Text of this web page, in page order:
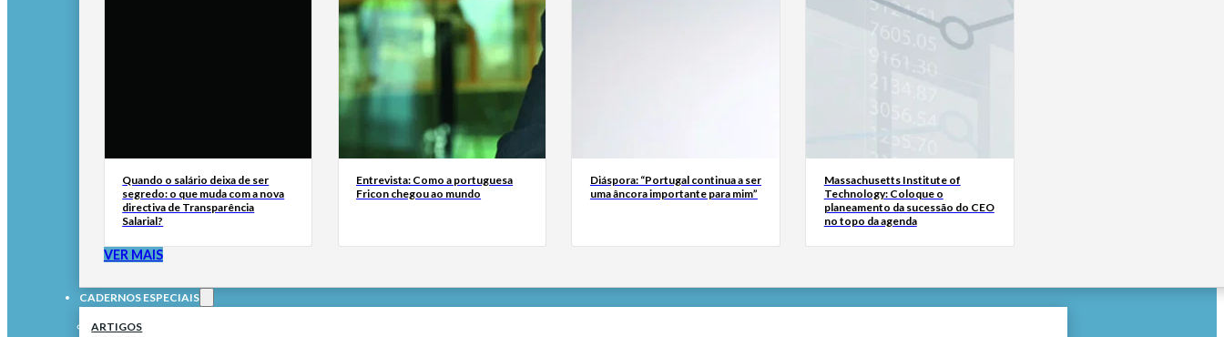
Quando o salário deixa de ser
segredo: o que muda com a nova
directiva de Transparência
Salarial?
Entrevista: Como a portuguesa
Fricon chegou ao mundo
Diáspora: “Portugal continua a ser
uma âncora importante para mim”
Massachusetts Institute of
Technology: Coloque o
planeamento da sucessão do CEO
no topo da agenda
VER MAIS
CADERNOS ESPECIAIS
ARTIGOS